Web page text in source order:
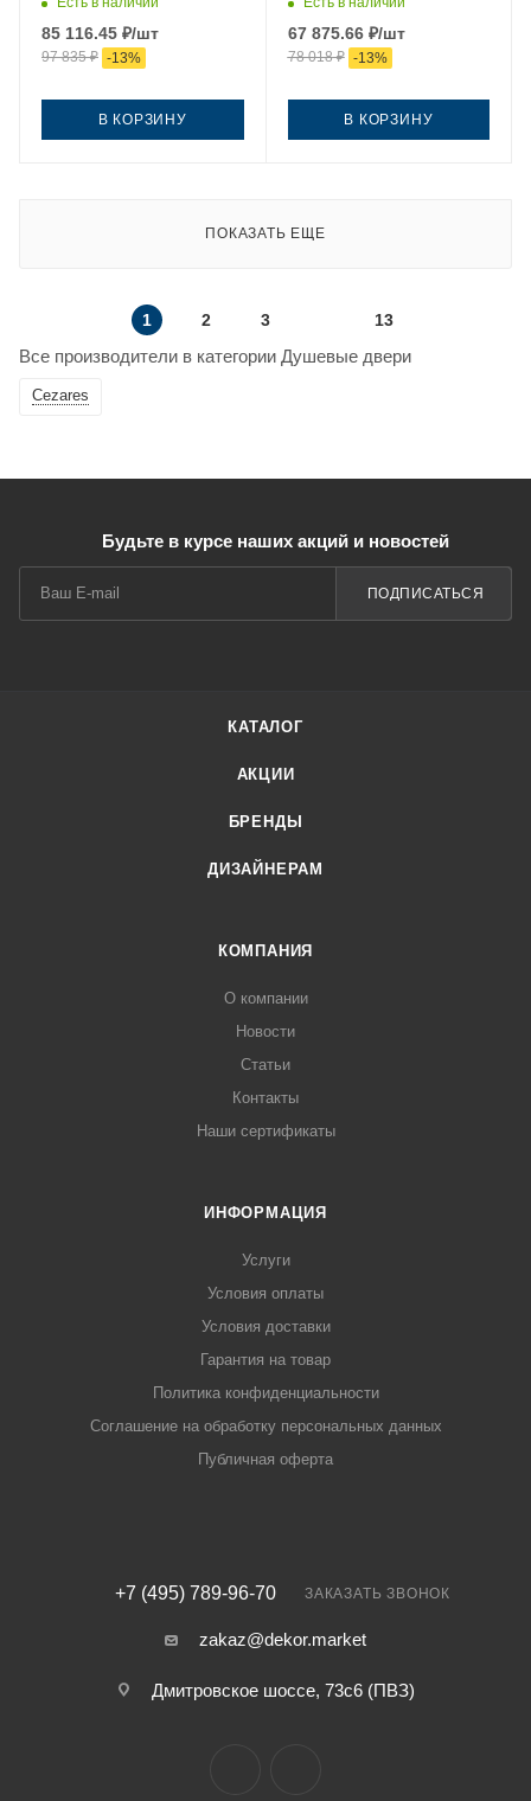
вороненая сталь
85 116.45 ₽/шт
97 835₽ -13%
В КОРЗИНУ
профиль вороненая сталь
67 875.66₽/шт
78 018₽ -13%
В КОРЗИНУ
ПОКАЗАТЬ ЕЩЕ
1 2 3 13
Все производители в категории Душевые двери
Cezares
Будьте в курсе наших акций и новостей
ПОДПИСАТЬСЯ
КАТАЛОГ
АКЦИИ
БРЕНДЫ
ДИЗАЙНЕРАМ
КОМПАНИЯ
О компании
Новости
Статьи
Контакты
Наши сертификаты
ИНФОРМАЦИЯ
Услуги
Условия оплаты
Условия доставки
Гарантия на товар
Политика конфиденциальности
Соглашение на обработку персональных данных
Публичная оферта
+7 (495) 789-96-70 ЗАКАЗАТЬ ЗВОНОК
zakaz@dekor.market
Дмитровское шоссе, 73с6 (ПВЗ)